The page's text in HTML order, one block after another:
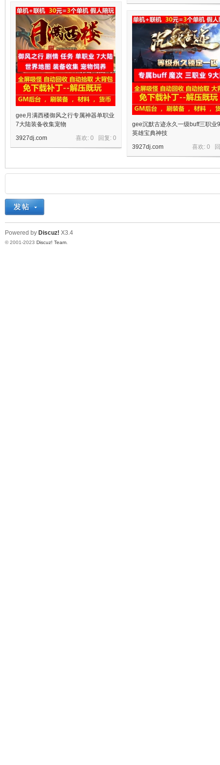
gee月满西楼御风之行专属神器单职业
7大陆装备收集宠物
喜欢: 0 回复: 0
3927dj.com
gee沉默古迹永久一级buff三职业
英雄宝典神技
喜欢: 0
3927dj.com
Powered by Discuz! X3.4
© 2001-2023 Discuz! Team.